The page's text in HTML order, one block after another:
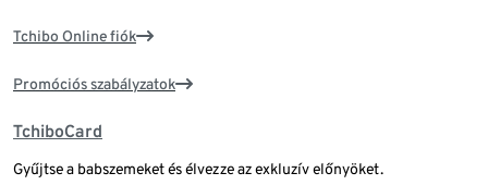
Tchibo Online fiók
Promóciós szabályzatok
TchiboCard
Gyűjtse a babszemeket és élvezze az exkluzív előnyöket.